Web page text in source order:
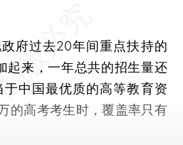
过去20年间重点扶持的
起来，一年总共的招生量还
中国最优质的高等教育资
的高考考生时，覆盖率只有